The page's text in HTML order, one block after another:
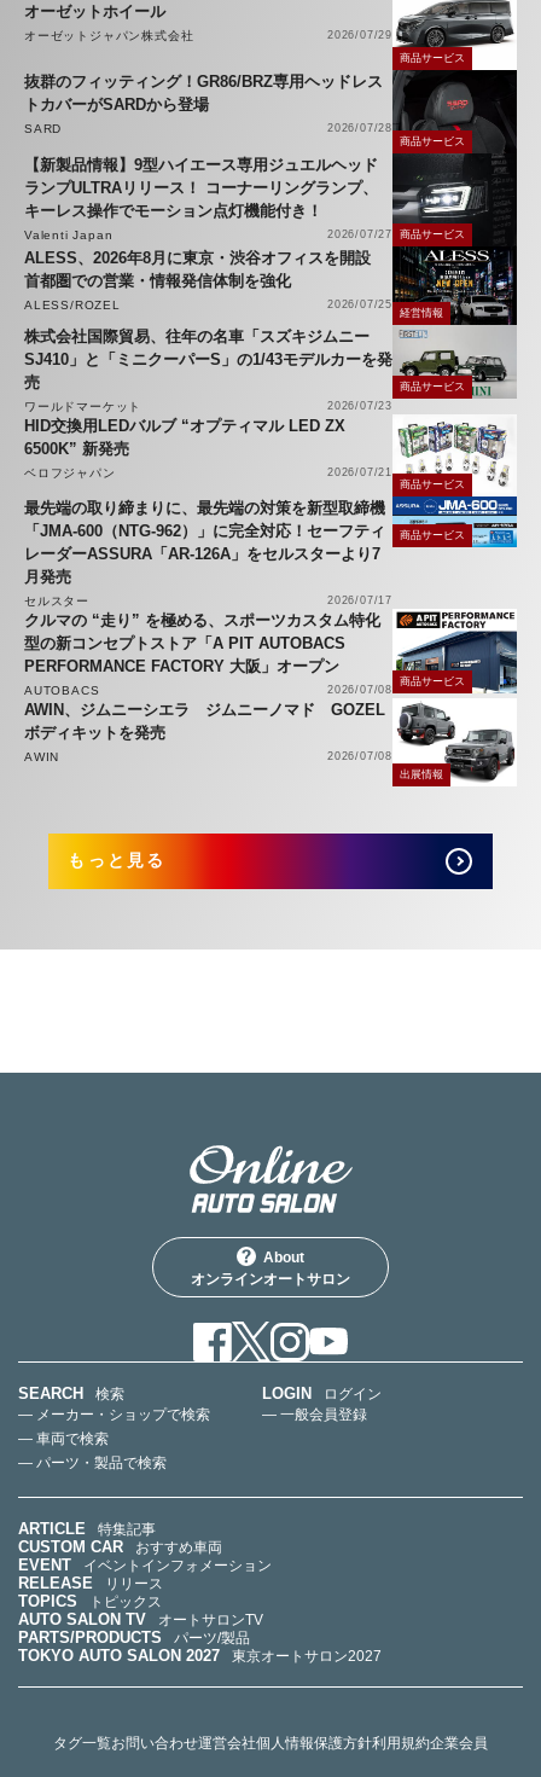
オーゼットホイール
オーゼットジャパン株式会社
2026/07/29
商品サービス
抜群のフィッティング！GR86/BRZ専用ヘッドレス
トカバーがSARDから登場
SARD
2026/07/28
商品サービス
【新製品情報】9型ハイエース専用ジュエルヘッド
ランプULTRAリリース！ コーナーリングランプ、
キーレス操作でモーション点灯機能付き！
Valenti Japan 2026/07/27 商品サービス
ALESS、2026年8月に東京・渋谷オフィスを開設
首都圏での営業・情報発信体制を強化
ALESS/ROZEL 2026/07/25
経営情報
株式会社国際貿易、往年の名車「スズキジムニー
SJ410」と「ミニクーパーS」の1/43モデルカーを発
売
ワールドマーケット 2026/07/23
商品サービス
HID交換用LEDバルブ “オプティマル LED ZX
6500K” 新発売
ベロフジャパン
2026/07/21
商品サービス
最先端の取り締まりに、最先端の対策を新型取締機
「JMA-600（NTG-962）」に完全対応！セーフティ
レーダーASSURA「AR-126A」をセルスターより7
月発売
セルスター 2026/07/17
商品サービス
クルマの “走り” を極める、スポーツカスタム特化
型の新コンセプトストア「A PIT AUTOBACS
PERFORMANCE FACTORY 大阪」オープン
AUTOBACS 2026/07/08
商品サービス
AWIN、ジムニーシエラ ジムニーノマド GOZEL
ボディキットを発売
AWIN
2026/07/08
出展情報
もっと見る
About
オンラインオートサロン
SEARCH
検索
— メーカー・ショップで検索
— 車両で検索
— パーツ・製品で検索
LOGIN
ログイン
— 一般会員登録
ARTICLE 特集記事
CUSTOM CAR おすすめ車両
EVENT イベントインフォメーション
RELEASE リリース
TOPICS トピックス
AUTO SALON TV オートサロンTV
PARTS/PRODUCTS パーツ/製品
TOKYO AUTO SALON 2027 東京オートサロン2027
タグ一覧お問い合わせ運営会社個人情報保護方針利用規約企業会員